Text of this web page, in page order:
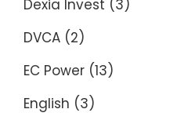
Dexia Invest (3)
DVCA (2)
EC Power (13)
English (3)